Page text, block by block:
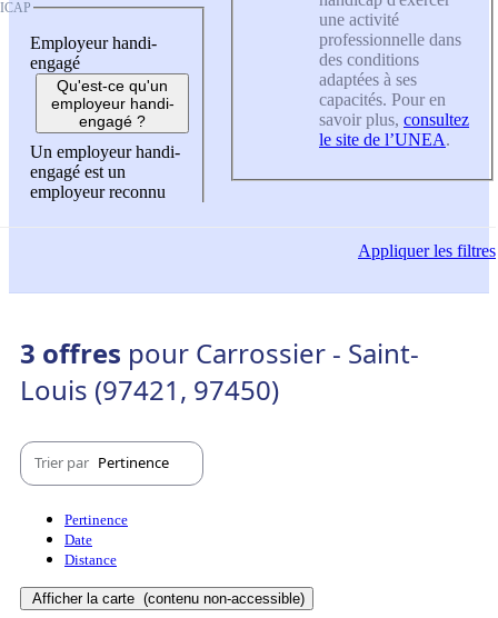
Employeur handi-
engagé
Qu'est-ce qu'un
employeur handi-
engagé ?
Un employeur handi-
engagé est un
employeur reconnu
une activité
professionnelle dans
des conditions
adaptées à ses
capacités. Pour en
savoir plus, consultez
le site de l’UNEA.
Appliquerles filtres
3 offres pour Carrossier - Saint-
Louis (97421, 97450)
Trier par Pertinence
Pertinence
Date
Distance
Afficher la carte (contenu non-accessible)